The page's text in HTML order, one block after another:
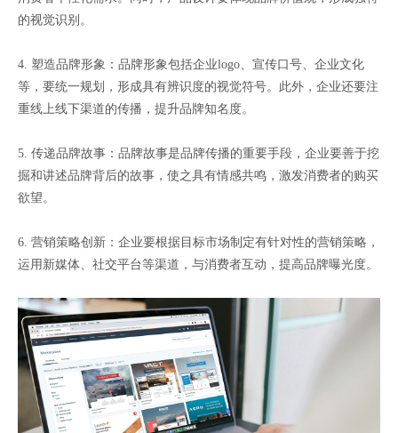
的视觉识别。
4. 塑造品牌形象：品牌形象包括企业logo、宣传口号、企业文化
等，要统一规划，形成具有辨识度的视觉符号。此外，企业还要注
重线上线下渠道的传播，提升品牌知名度。
5. 传递品牌故事：品牌故事是品牌传播的重要手段，企业要善于挖
掘和讲述品牌背后的故事，使之具有情感共鸣，激发消费者的购买
欲望。
6. 营销策略创新：企业要根据目标市场制定有针对性的营销策略，
运用新媒体、社交平台等渠道，与消费者互动，提高品牌曝光度。